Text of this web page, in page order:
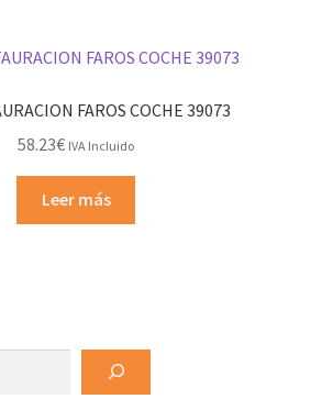
FAROS COCHE 39073
58.23€ IVA Incluido
Leer más